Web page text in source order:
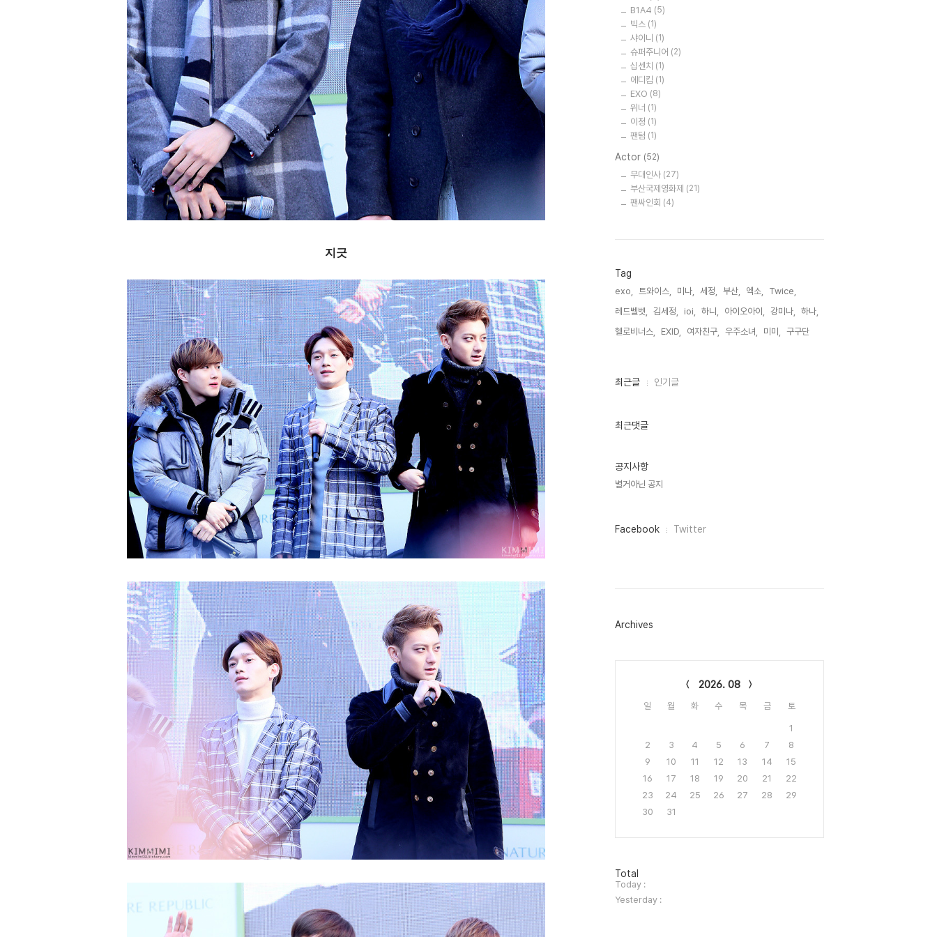
지긋
B1A4 (5)
빅스 (1)
샤이니 (1)
슈퍼주니어 (2)
십센치 (1)
에디킴 (1)
EXO (8)
위너 (1)
이정 (1)
팬텀 (1)
Actor (52)
무대인사 (27)
부산국제영화제 (21)
팬싸인회 (4)
Tag
exo, 트와이스, 미나, 세정, 부산, 엑소,
Twice,
레드벨벳,
김세정, ioi, 하니, 아이오아이, 강미나,
하나,
헬로비너스,
EXID, 여자친구, 우주소녀, 미미, 구구단,
최
인
최근글 인기글
최근댓글
공지사항
별거아닌 공지
페
그
Facebook Twitter
Archives
2026. 08
일 월 화 수 목 금 토
1
2
3 4 5 6 7
8
9
10 11 12 13 14
15
16
17 18 19 20 21
22
23
24 25 26 27 28
29
30
31
방
문
자
수
Total
Today :
Yesterday :